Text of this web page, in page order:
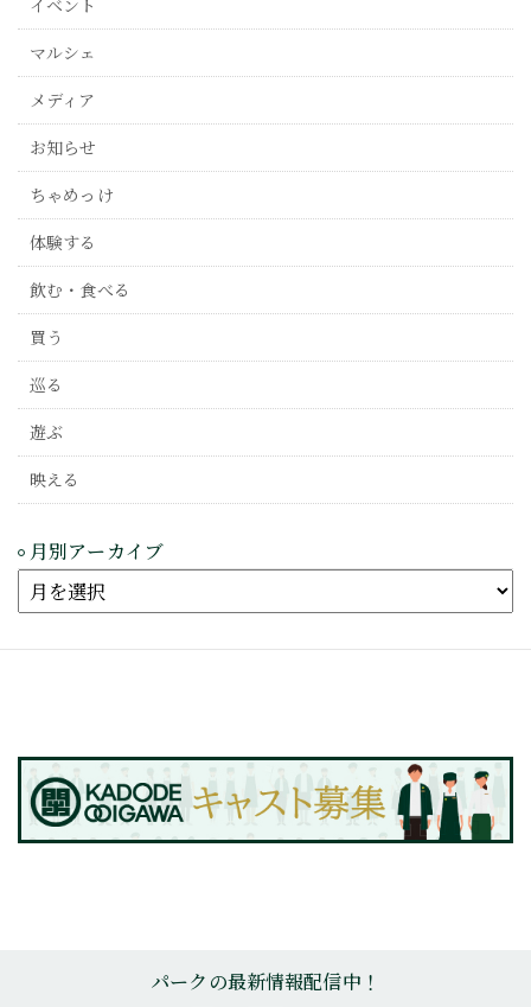
マルシェ
メディア
お知らせ
ちゃめっけ
体験する
飲む・食べる
買う
巡る
遊ぶ
映える
月別アーカイブ
パークの最新情報配信中！